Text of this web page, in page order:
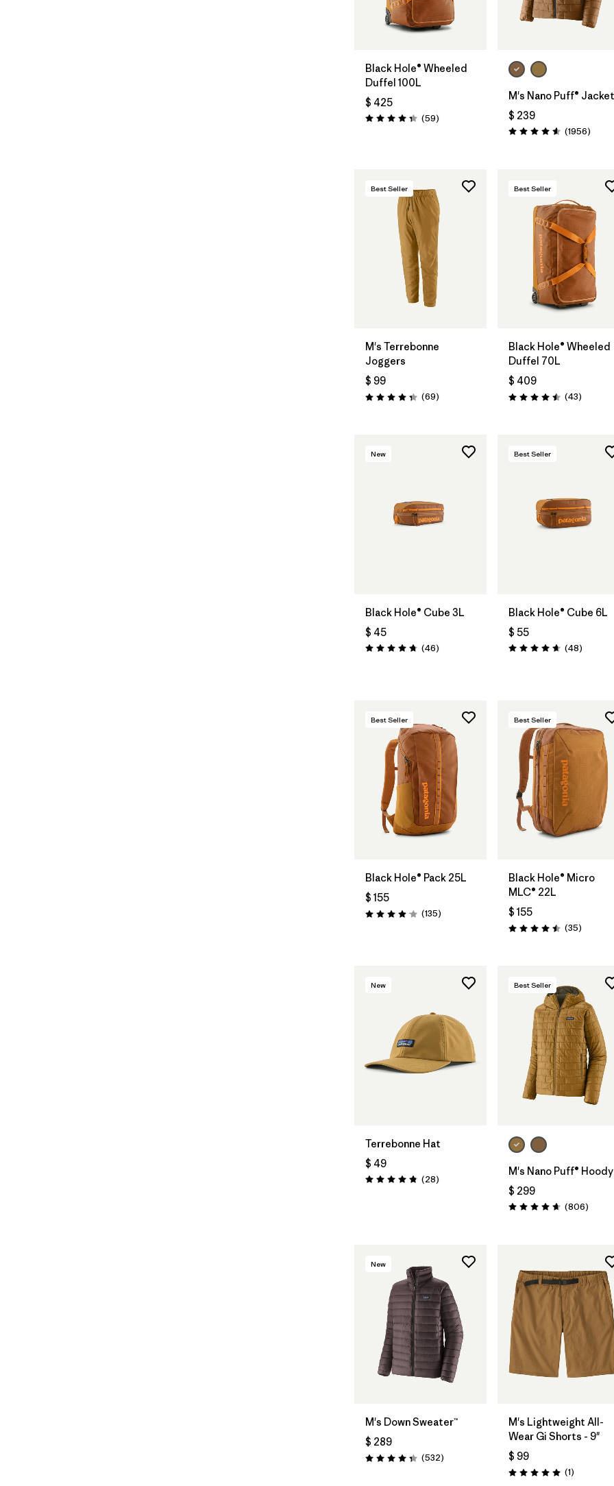
Agregar a la
Bolsa
Black Hole® Wheeled
Duffel 100L
$ 425
Valoración: 4.3 / 5
(59Comentarios
)
M's Nano Puff® Jacket
$ 239
Valoración: 4.6 / 5
(1956)
Best Seller
M's Terrebonne
Joggers
$ 99
Valoración: 4.3 / 5
(69Comentarios
)
Agregar a la
Bolsa
Best Seller
Black Hole® Wheeled
Duffel 70L
$ 409
Valoración: 4.5 / 5
(43)
New
Black Hole® Cube 3L
$ 45
Valoración: 4.8 / 5
(46Comentarios
)
Best Seller
Black Hole® Cube 6L
$ 55
Valoración: 4.7 / 5
(48)
Agregar a la
Bolsa
Best Seller
Black Hole® Pack 25L
$ 155
Valoración: 4.1 / 5
(135Comentarios
)
Agregar a la
Bolsa
Best Seller
Black Hole® Micro
MLC® 22L
$ 155
Valoración: 4.5 / 5
(35)
New
Terrebonne Hat
$ 49
Valoración: 4.8 / 5
(28Comentarios
)
Best Seller
M's Nano Puff® Hoody
$ 299
Valoración: 4.6 / 5
(806)
New
M's Down Sweater™
$ 289
Valoración: 4.4 / 5
(532Comentarios
)
M's Lightweight All-
Wear Gi Shorts - 9"
$ 99
Valoración: 5.0 / 5
(1)